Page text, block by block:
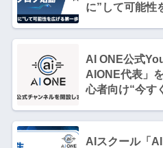
に”して可能性
AI ONE公式
AIONE代表」
心者向け“今す
AIスクール「